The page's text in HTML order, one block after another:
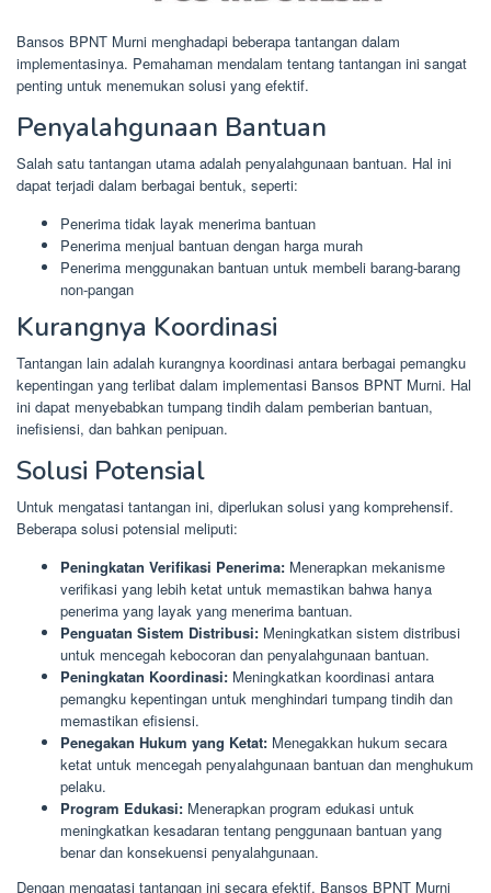
Bansos BPNT Murni menghadapi beberapa tantangan dalam
implementasinya. Pemahaman mendalam tentang tantangan ini sangat
penting untuk menemukan solusi yang efektif.
Penyalahgunaan Bantuan
Salah satu tantangan utama adalah penyalahgunaan bantuan. Hal ini
dapat terjadi dalam berbagai bentuk, seperti:
Penerima tidak layak menerima bantuan
Penerima menjual bantuan dengan harga murah
Penerima menggunakan bantuan untuk membeli barang-barang
non-pangan
Kurangnya Koordinasi
Tantangan lain adalah kurangnya koordinasi antara berbagai pemangku
kepentingan yang terlibat dalam implementasi Bansos BPNT Murni. Hal
ini dapat menyebabkan tumpang tindih dalam pemberian bantuan,
inefisiensi, dan bahkan penipuan.
Solusi Potensial
Untuk mengatasi tantangan ini, diperlukan solusi yang komprehensif.
Beberapa solusi potensial meliputi:
Peningkatan Verifikasi Penerima: Menerapkan mekanisme
verifikasi yang lebih ketat untuk memastikan bahwa hanya
penerima yang layak yang menerima bantuan.
Penguatan Sistem Distribusi: Meningkatkan sistem distribusi
untuk mencegah kebocoran dan penyalahgunaan bantuan.
Peningkatan Koordinasi: Meningkatkan koordinasi antara
pemangku kepentingan untuk menghindari tumpang tindih dan
memastikan efisiensi.
Penegakan Hukum yang Ketat: Menegakkan hukum secara
ketat untuk mencegah penyalahgunaan bantuan dan menghukum
pelaku.
Program Edukasi: Menerapkan program edukasi untuk
meningkatkan kesadaran tentang penggunaan bantuan yang
benar dan konsekuensi penyalahgunaan.
Dengan mengatasi tantangan ini secara efektif, Bansos BPNT Murni